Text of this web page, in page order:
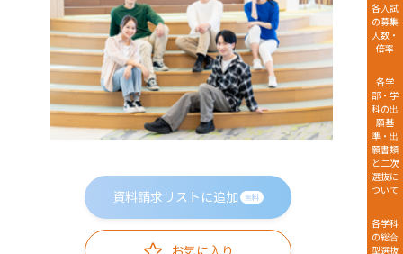
資料請求リストに追加 無料
お気に入り
各入試
の募集
人数・
倍率
各学
部・学
科の出
願基
準・出
願書類
と二次
選抜に
ついて
各学科
の総合
型選抜